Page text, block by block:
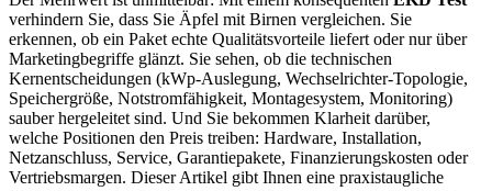
verhindern Sie, dass Sie Äpfel mit Birnen vergleichen. Sie
erkennen, ob ein Paket echte Qualitätsvorteile liefert oder nur über
Marketingbegriffe glänzt. Sie sehen, ob die technischen
Kernentscheidungen (kWp-Auslegung, Wechselrichter-Topologie,
Speichergröße, Notstromfähigkeit, Montagesystem, Monitoring)
sauber hergeleitet sind. Und Sie bekommen Klarheit darüber,
welche Positionen den Preis treiben: Hardware, Installation,
Netzanschluss, Service, Garantiepakete, Finanzierungskosten oder
Vertriebsmargen. Dieser Artikel gibt Ihnen eine praxistaugliche